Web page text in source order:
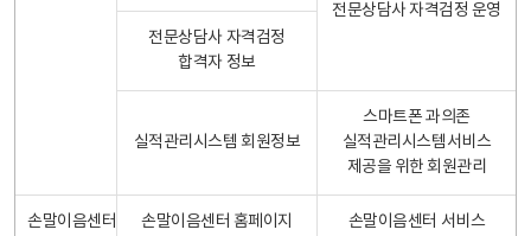
전문상담사 자격검정 운영
전문상담사 자격검정
합격자 정보
실적관리시스템 회원정보
스마트폰 과의존
실적관리시스템서비스
제공을 위한 회원관리
손말이음센터
손말이음센터 홈페이지
손말이음센터 서비스